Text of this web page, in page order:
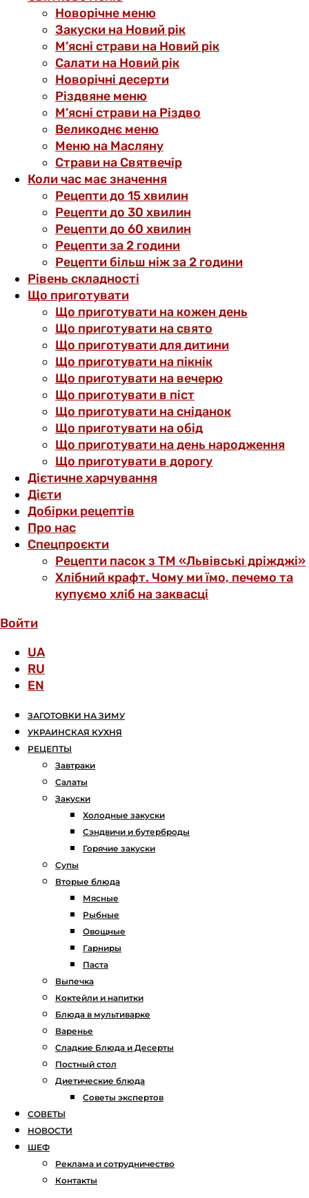
Новорічне меню
Закуски на Новий рік
М’ясні страви на Новий рік
Салати на Новий рік
Новорічні десерти
Різдвяне меню
М’ясні страви на Різдво
Великоднє меню
Меню на Масляну
Страви на Святвечір
Коли час має значення
Рецепти до 15 хвилин
Рецепти до 30 хвилин
Рецепти до 60 хвилин
Рецепти за 2 години
Рецепти більш ніж за 2 години
Рівень складності
Що приготувати
Що приготувати на кожен день
Що приготувати на свято
Що приготувати для дитини
Що приготувати на пікнік
Що приготувати на вечерю
Що приготувати в піст
Що приготувати на сніданок
Що приготувати на обід
Що приготувати на день народження
Що приготувати в дорогу
Дієтичне харчування
Дієти
Добірки рецептів
Про нас
Спецпроєкти
Рецепти пасок з ТМ «Львівські дріжджі»
Хлібний крафт. Чому ми їмо, печемо та
купуємо хліб на заквасці
Войти
UA
RU
EN
ЗАГОТОВКИ НА ЗИМУ
УКРАИНСКАЯ КУХНЯ
РЕЦЕПТЫ
Завтраки
Салаты
Закуски
Холодные закуски
Сэндвичи и бутерброды
Горячие закуски
Супы
Вторые блюда
Мясные
Рыбные
Овощные
Гарниры
Паста
Выпечка
Коктейли и напитки
Блюда в мультиварке
Варенье
Сладкие Блюда и Десерты
Постный стол
Диетические блюда
Советы экспертов
СОВЕТЫ
НОВОСТИ
ШЕФ
Реклама и сотрудничество
Контакты